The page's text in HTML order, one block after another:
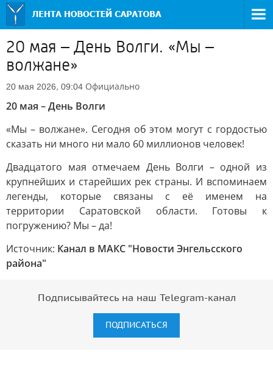
20 мая – День Волги. «Мы –
волжане»
20 мая 2026, 09:04 Официально
20 мая – День Волги
«Мы – волжане». Сегодня об этом могут с гордостью
сказать ни много ни мало 60 миллионов человек!
Двадцатого мая отмечаем День Волги – одной из
крупнейших и старейших рек страны. И вспоминаем
легенды, которые связаны с её именем на
территории Саратовской области. Готовы к
погружению? Мы – да!
Источник: Канал в МАКС "Новости Энгельсского
района"
Подписывайтесь на наш Telegram-канал
ПОДПИСАТЬСЯ